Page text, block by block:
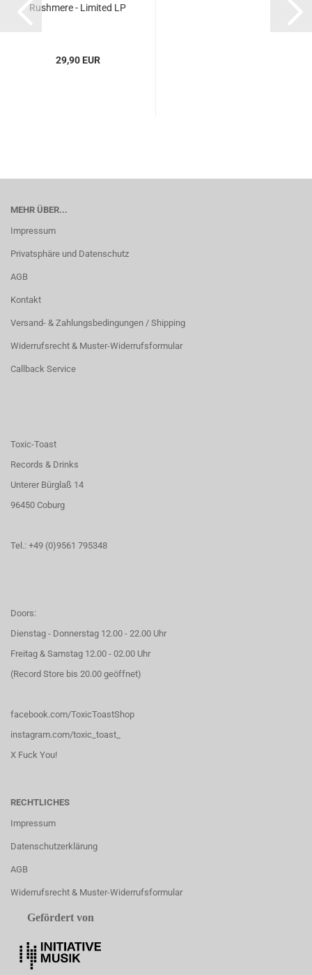
Rushmere - Limited LP
29,90 EUR
MEHR ÜBER...
Impressum
Privatsphäre und Datenschutz
AGB
Kontakt
Versand- & Zahlungsbedingungen / Shipping
Widerrufsrecht & Muster-Widerrufsformular
Callback Service
Toxic-Toast
Records & Drinks
Unterer Bürglaß 14
96450 Coburg
Tel.: +49 (0)9561 795348
Doors:
Dienstag - Donnerstag 12.00 - 22.00 Uhr
Freitag & Samstag 12.00 - 02.00 Uhr
(Record Store bis 20.00 geöffnet)
facebook.com/ToxicToastShop
instagram.com/toxic_toast_
X Fuck You!
RECHTLICHES
Impressum
Datenschutzerklärung
AGB
Widerrufsrecht & Muster-Widerrufsformular
Gefördert von